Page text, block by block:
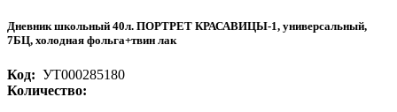
Дневник школьный 40л. ПОРТРЕТ КРАСАВИЦЫ-1, универсальный,
7БЦ, холодная фольга+твин лак
Код: УТ000285180
Количество: